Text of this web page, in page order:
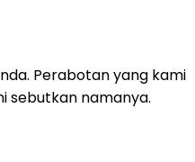
Perabotan yang kami
sebutkan namanya.